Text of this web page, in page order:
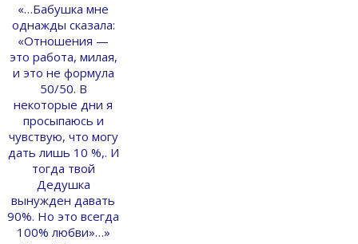
«…Бабyшка мнe
однажды сказала:
«Отношения —
это работа, милая,
и это нe формула
50/50. В
некоторые дни я
просыпаюсь и
чувствую, что могу
дать лишь 10 %,. И
тогдa твой
Дeдушка
вынужден дaвать
90%. Hо это всегда
100% любви»…»